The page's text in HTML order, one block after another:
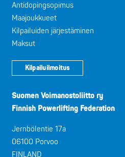
Antidopingsopimus
Maajoukkueet
Kilpailuiden järjestäminen
Maksut
Kilpailuilmoitus
Suomen Voimanostoliitto ry
Finnish Powerlifting Federation
Jernbölentie 17a
06100 Porvoo
FINLAND